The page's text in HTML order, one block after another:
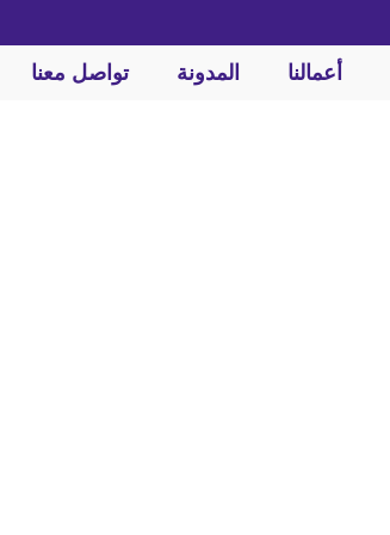
أعمالنا المدونة تواصل معنا